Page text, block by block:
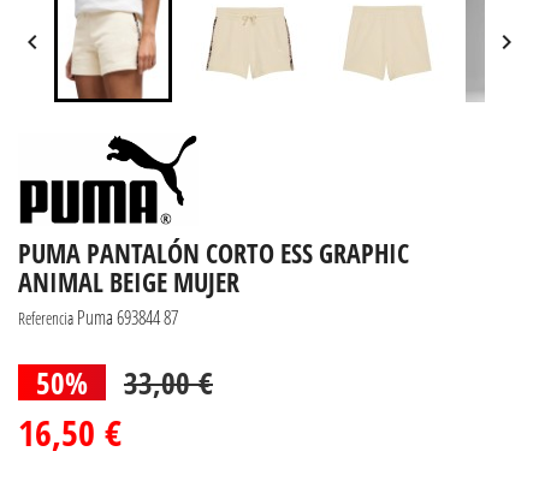
 
PUMA PANTALÓN CORTO ESS GRAPHIC
ANIMAL BEIGE MUJER
Referencia Puma 693844 87
50% 33,00 €
16,50 €